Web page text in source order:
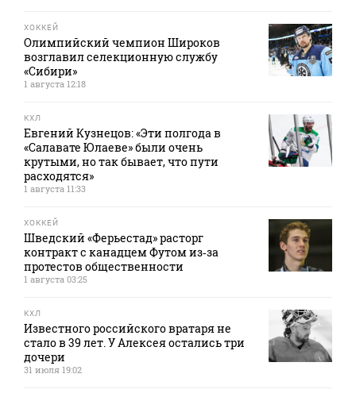
ХОККЕЙ
Олимпийский чемпион Широков
возглавил селекционную службу
«Сибири»
1 августа 12:18
КХЛ
Евгений Кузнецов: «Эти полгода в
«Салавате Юлаеве» были очень
крутыми, но так бывает, что пути
расходятся»
1 августа 11:33
ХОККЕЙ
Шведский «Ферьестад» расторг
контракт с канадцем Футом из‑за
протестов общественности
1 августа 03:25
КХЛ
Известного российского вратаря не
стало в 39 лет. У Алексея остались три
дочери
31 июля 19:02